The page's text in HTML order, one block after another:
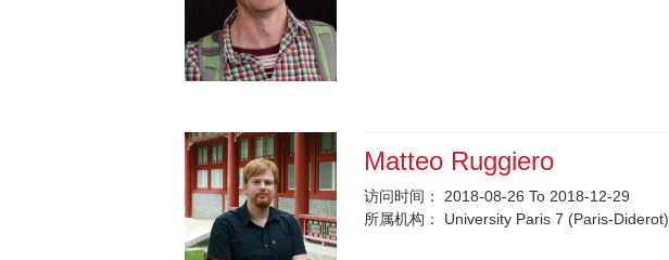
Matteo Ruggiero
访问时间：
2018-08-26 To 2018-12-29
所属机构：
University Paris 7 (Paris-Diderot)